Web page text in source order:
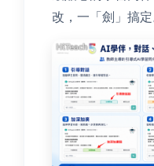
改，一「劍」搞定